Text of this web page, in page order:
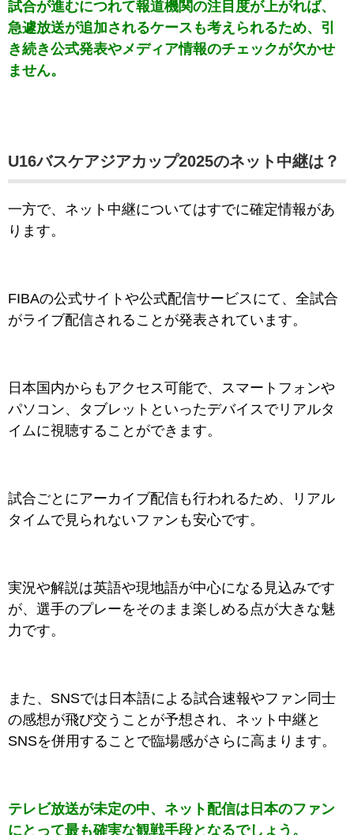
試合が進むにつれて報道機関の注目度が上がれば、
急遽放送が追加されるケースも考えられるため、引
き続き公式発表やメディア情報のチェックが欠かせ
ません。
U16バスケアジアカップ2025のネット中継は？
一方で、ネット中継についてはすでに確定情報があ
ります。
FIBAの公式サイトや公式配信サービスにて、全試合
がライブ配信されることが発表されています。
日本国内からもアクセス可能で、スマートフォンや
パソコン、タブレットといったデバイスでリアルタ
イムに視聴することができます。
試合ごとにアーカイブ配信も行われるため、リアル
タイムで見られないファンも安心です。
実況や解説は英語や現地語が中心になる見込みです
が、選手のプレーをそのまま楽しめる点が大きな魅
力です。
また、SNSでは日本語による試合速報やファン同士
の感想が飛び交うことが予想され、ネット中継と
SNSを併用することで臨場感がさらに高まります。
テレビ放送が未定の中、ネット配信は日本のファン
にとって最も確実な観戦手段となるでしょう。